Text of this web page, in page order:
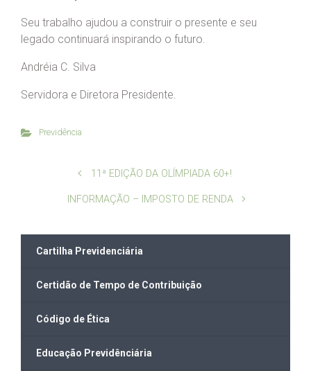
Seu trabalho ajudou a construir o presente e seu
legado continuará inspirando o futuro.
Andréia C. Silva
Servidora e Diretora Presidente.
Previdência
11ª EDIÇÃO DA OLÍMPIADA 60+!
INFORMAÇÃO – IMPOSTO DE RENDA
Cartilha Previdenciária
Certidão de Tempo de Contribuição
Código de Ética
Educação Previdênciária